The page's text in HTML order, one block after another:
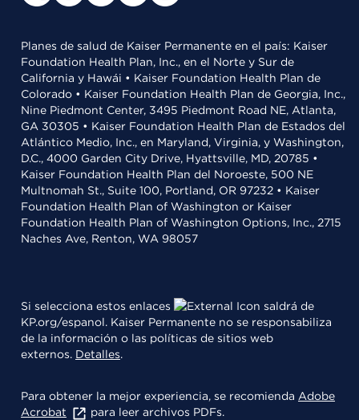
Planes de salud de Kaiser Permanente en el país: Kaiser
Foundation Health Plan, Inc., en el Norte y Sur de
California y Hawái • Kaiser Foundation Health Plan de
Colorado • Kaiser Foundation Health Plan de Georgia, Inc.,
Nine Piedmont Center, 3495 Piedmont Road NE, Atlanta,
GA 30305 • Kaiser Foundation Health Plan de Estados del
Atlántico Medio, Inc., en Maryland, Virginia, y Washington,
D.C., 4000 Garden City Drive, Hyattsville, MD, 20785 •
Kaiser Foundation Health Plan del Noroeste, 500 NE
Multnomah St., Suite 100, Portland, OR 97232 • Kaiser
Foundation Health Plan of Washington or Kaiser
Foundation Health Plan of Washington Options, Inc., 2715
Naches Ave, Renton, WA 98057
Si selecciona estos enlaces
saldrá de
KP.org/espanol. Kaiser Permanente no se responsabiliza
de la información o las políticas de sitios web
externos. Detalles.
Para obtener la mejor experiencia, se recomienda Adobe
Acrobat
para leer archivos PDFs.